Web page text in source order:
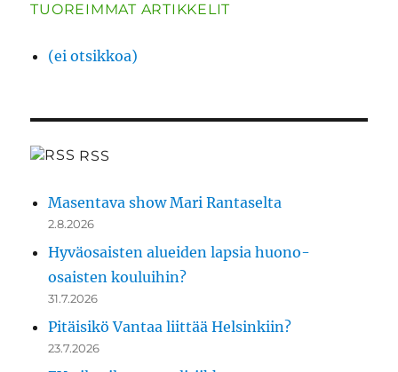
TUOREIMMAT ARTIKKELIT
(ei otsikkoa)
RSS
Masentava show Mari Rantaselta
2.8.2026
Hyväosaisten alueiden lapsia huono-
osaisten kouluihin?
31.7.2026
Pitäisikö Vantaa liittää Helsinkiin?
23.7.2026